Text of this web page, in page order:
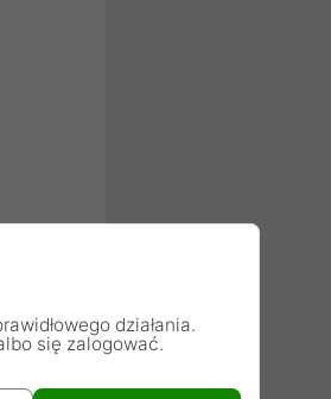
działania.
się zalogować.